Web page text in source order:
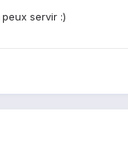
servir :)